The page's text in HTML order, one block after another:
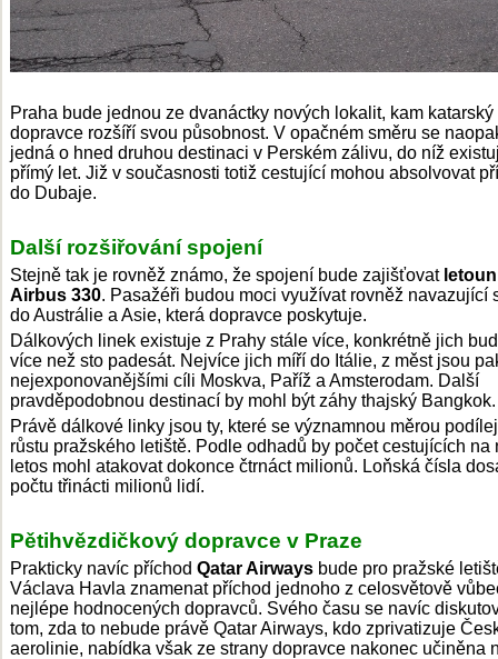
Praha bude jednou ze dvanáctky nových lokalit, kam katarský
dopravce rozšíří svou působnost. V opačném směru se
jedná o hned druhou destinaci v Perském zálivu, do níž
přímý let. Již v současnosti totiž cestující mohou absolvovat
do Dubaje.
Další rozšiřování spojení
Stejně tak je rovněž známo, že spojení bude zajišťovatletoun
Airbus 330. Pasažéři budou moci využívat rovněž navazující
do Austrálie a Asie, která dopravce poskytuje.
Dálkových linek existuje z Prahy stále více, konkrétně jich
více než sto padesát. Nejvíce jich míří do Itálie, z měst jsou
nejexponovanějšími cíli Moskva, Paříž a Amsterodam. Další
pravděpodobnou destinací by mohl být záhy thajský Bangkok.
Právě dálkové linky jsou ty, které se významnou měrou
růstu pražského letiště. Podle odhadů by počet cestujících na
letos mohl atakovat dokonce čtrnáct milionů. Loňská čísla
počtu třinácti milionů lidí.
Pětihvězdičkový dopravce v Praze
Prakticky navíc příchod Qatar Airways bude pro pražské
Václava Havla znamenat příchod jednoho z celosvětově
nejlépe hodnocených dopravců. Svého času se navíc
tom, zda to nebude právě Qatar Airways, kdo zprivatizuje
aerolinie, nabídka však ze strany dopravce nakonec učiněna